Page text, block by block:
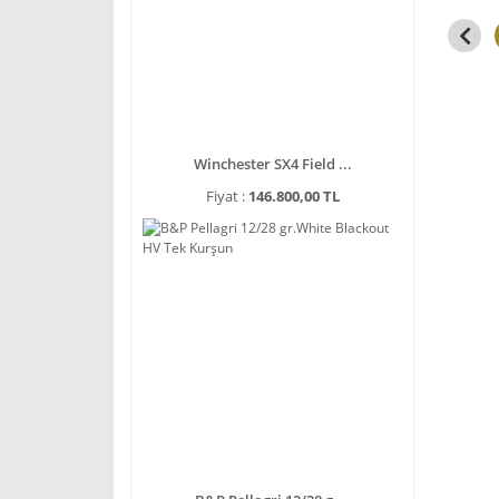
Winchester SX4 Field ...
Fiyat : 146.800,00 TL